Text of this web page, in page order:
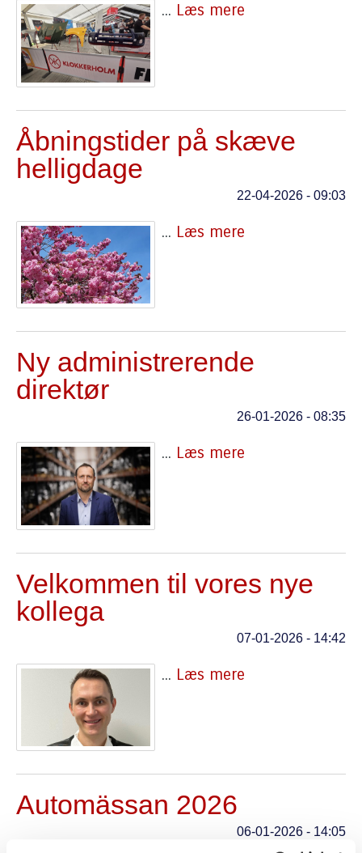
... Læs mere
Åbningstider på skæve
helligdage
22-04-2026 - 09:03
... Læs mere
Ny administrerende
direktør
26-01-2026 - 08:35
... Læs mere
Velkommen til vores nye
kollega
07-01-2026 - 14:42
... Læs mere
Automässan 2026
06-01-2026 - 14:05